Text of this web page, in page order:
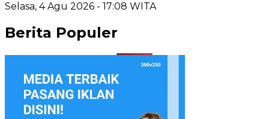
Selasa, 4 Agu 2026 - 17:08 WITA
Berita Populer